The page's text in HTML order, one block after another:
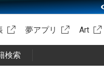
夢アプリ Art
検索